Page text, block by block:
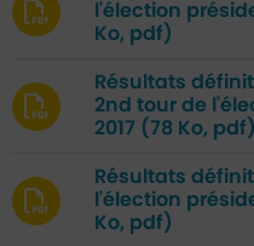
l'élection
Ko, pdf)
Résultats
2nd tour de
2017 (78 Ko, pdf)
Résultats
l'élection
Ko, pdf)